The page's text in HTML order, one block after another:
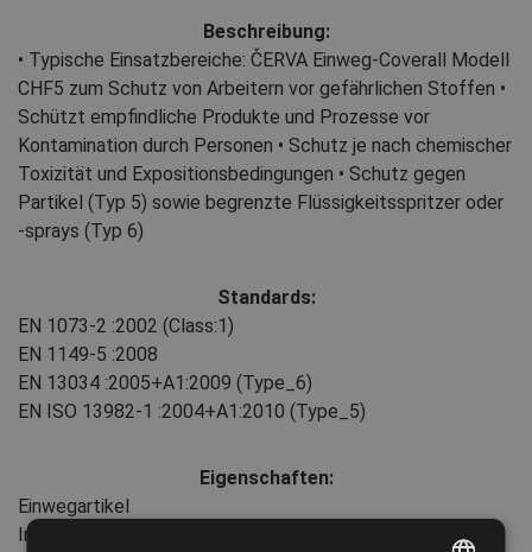
Beschreibung:
• Typische Einsatzbereiche: ČERVA Einweg-Coverall Modell
CHF5 zum Schutz von Arbeitern vor gefährlichen Stoffen •
Schützt empfindliche Produkte und Prozesse vor
Kontamination durch Personen • Schutz je nach chemischer
Toxizität und Expositionsbedingungen • Schutz gegen
Partikel (Typ 5) sowie begrenzte Flüssigkeitsspritzer oder
-sprays (Typ 6)
Standards:
EN 1073-2 :2002 (Class:1)
EN 1149-5 :2008
EN 13034 :2005+A1:2009 (Type_6)
EN ISO 13982-1 :2004+A1:2010 (Type_5)
Eigenschaften:
Einwegartikel
Industrie: Chemische Industrie